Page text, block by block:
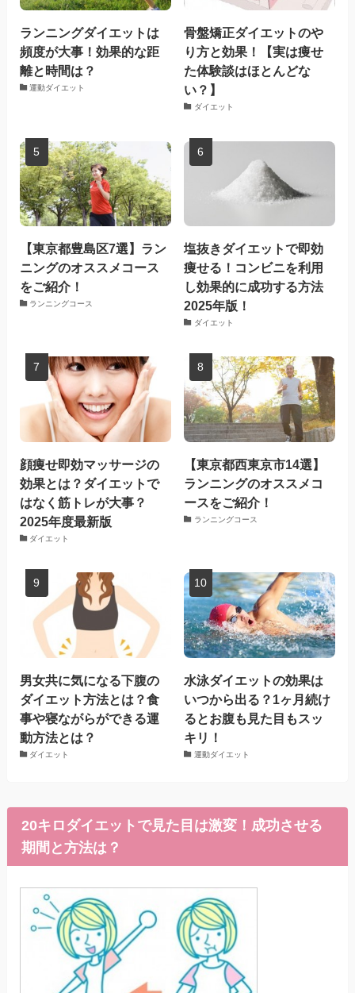
ランニングダイエットは
頻度が大事！効果的な距
離と時間は？
運動ダイエット
骨盤矯正ダイエットのや
り方と効果！【実は痩せ
た体験談はほとんどな
い？】
ダイエット
【東京都豊島区7選】ラン
ニングのオススメコース
をご紹介！
ランニングコース
塩抜きダイエットで即効
痩せる！コンビニを利用
し効果的に成功する方法
2025年版！
ダイエット
顔痩せ即効マッサージの
効果とは？ダイエットで
はなく筋トレが大事？
2025年度最新版
ダイエット
【東京都西東京市14選】
ランニングのオススメコ
ースをご紹介！
ランニングコース
男女共に気になる下腹の
ダイエット方法とは？食
事や寝ながらができる運
動方法とは？
ダイエット
水泳ダイエットの効果は
いつから出る？1ヶ月続け
るとお腹も見た目もスッ
キリ！
運動ダイエット
20キロダイエットで見た目は激変！成功させる
期間と方法は？